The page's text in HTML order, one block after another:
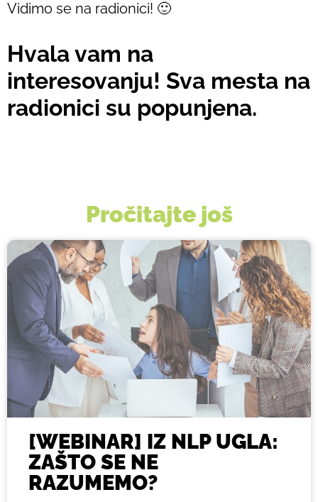
Vidimo se na radionici! 🙂
Hvala vam na
interesovanju! Sva mesta na
radionici su popunjena.
Pročitajte još
[WEBINAR] IZ NLP UGLA:
ZAŠTO SE NE
RAZUMEMO?